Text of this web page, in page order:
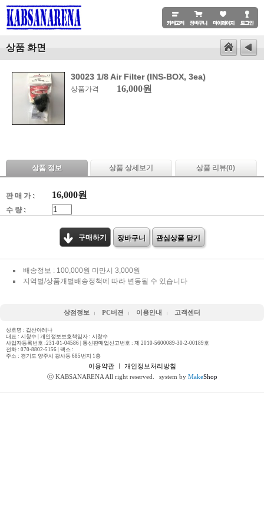
상품 화면
30023 1/8 Air Filter (INS-BOX, 3ea)
상품가격 16,000원
상품 정보 상품 상세보기 상품 리뷰(0)
판 매 가 : 16,000원
수 량 :
구매하기 장바구니 관심상품 담기
배송정보 : 100,000원 미만시 3,000원
지역별/상품개별배송정책에 따라 변동될 수 있습니다
상점정보 PC버젼 이용안내 고객센터
상호명 : 갑산아레나
대표 : 시창수 | 개인정보보호책임자 : 시창수
사업자등록번호 :231-01-04586 | 통신판매업신고번호 : 제 2010-5600089-30-2-00189호
전화 : 070-8802-5156 | 팩스 :
주소 : 경기도 양주시 광사동 685번지 1층
이용약관ㅣ 개인정보처리방침
ⓒ KABSANARENA All right reserved.
system by MakeShop